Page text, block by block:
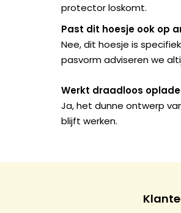
protector loskomt.
Past dit hoesje ook op
Nee, dit hoesje is
pasvorm adviseren we
Werkt draadloos
Ja, het dunne ontwerp
blijft werken.